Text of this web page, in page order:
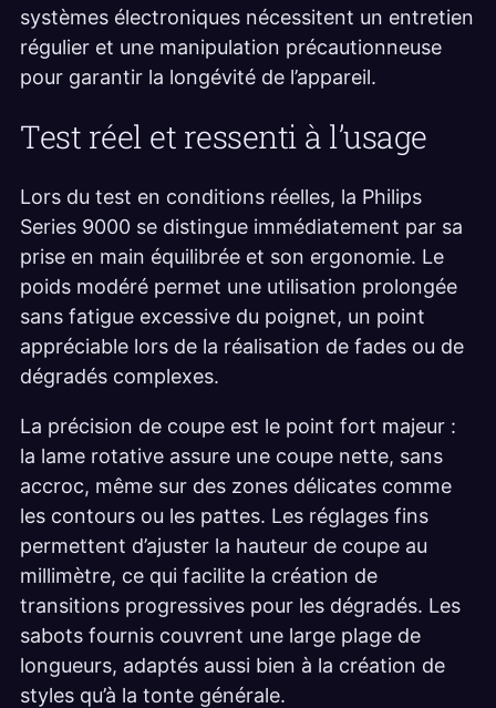
systèmes électroniques nécessitent un entretien
régulier et une manipulation précautionneuse
pour garantir la longévité de l’appareil.
Test réel et ressenti à l’usage
Lors du test en conditions réelles, la Philips
Series 9000 se distingue immédiatement par sa
prise en main équilibrée et son ergonomie. Le
poids modéré permet une utilisation prolongée
sans fatigue excessive du poignet, un point
appréciable lors de la réalisation de fades ou de
dégradés complexes.
La précision de coupe est le point fort majeur :
la lame rotative assure une coupe nette, sans
accroc, même sur des zones délicates comme
les contours ou les pattes. Les réglages fins
permettent d’ajuster la hauteur de coupe au
millimètre, ce qui facilite la création de
transitions progressives pour les dégradés. Les
sabots fournis couvrent une large plage de
longueurs, adaptés aussi bien à la création de
styles qu’à la tonte générale.